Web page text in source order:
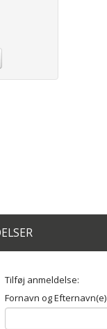
Tilføj anmeldelse:
Fornavn og Efternavn(e)